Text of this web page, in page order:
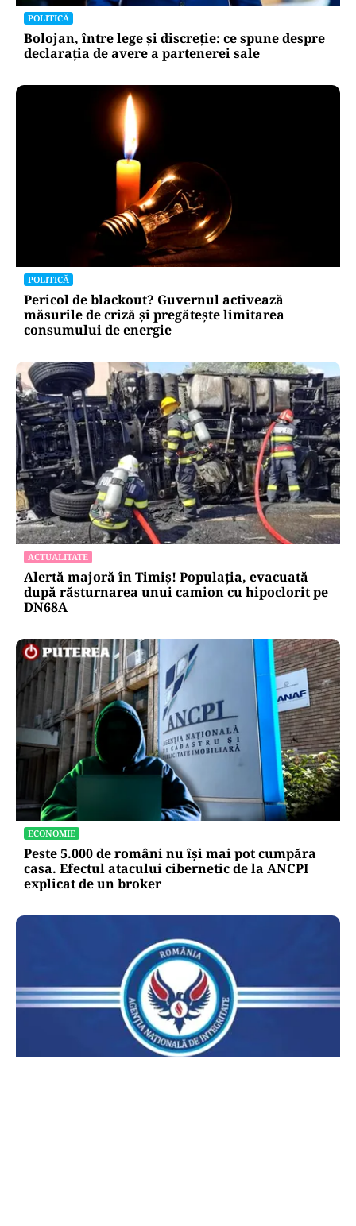
POLITICĂ
Bolojan, între lege și discreție: ce spune despre
declarația de avere a partenerei sale
POLITICĂ
Pericol de blackout? Guvernul activează
măsurile de criză și pregătește limitarea
consumului de energie
ACTUALITATE
Alertă majoră în Timiș! Populația, evacuată
după răsturnarea unui camion cu hipoclorit pe
DN68A
ECONOMIE
Peste 5.000 de români nu își mai pot cumpăra
casa. Efectul atacului cibernetic de la ANCPI
explicat de un broker